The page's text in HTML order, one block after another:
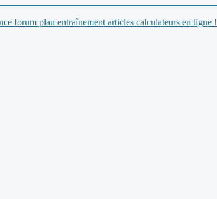
forum plan entraînement articles calculateurs en ligne !